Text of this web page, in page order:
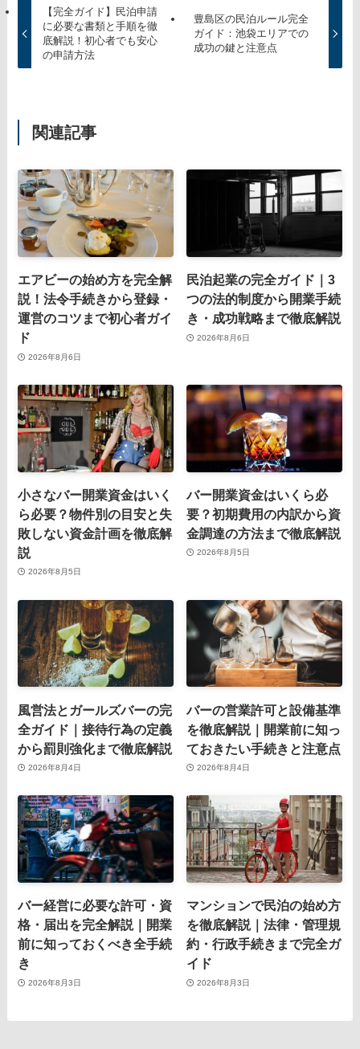
【完全ガイド】民泊申請
に必要な書類と手順を徹
底解説！初心者でも安心
の申請方法
豊島区の民泊ルール完全
ガイド：池袋エリアでの
成功の鍵と注意点
関連記事
エアビーの始め方を完全解
説！法令手続きから登録・
運営のコツまで初心者ガイ
ド
2026年8月6日
民泊起業の完全ガイド｜3
つの法的制度から開業手続
き・成功戦略まで徹底解説
2026年8月6日
小さなバー開業資金はいく
ら必要？物件別の目安と失
敗しない資金計画を徹底解
説
2026年8月5日
バー開業資金はいくら必
要？初期費用の内訳から資
金調達の方法まで徹底解説
2026年8月5日
風営法とガールズバーの完
全ガイド｜接待行為の定義
から罰則強化まで徹底解説
2026年8月4日
バーの営業許可と設備基準
を徹底解説｜開業前に知っ
ておきたい手続きと注意点
2026年8月4日
バー経営に必要な許可・資
格・届出を完全解説｜開業
前に知っておくべき全手続
き
2026年8月3日
マンションで民泊の始め方
を徹底解説｜法律・管理規
約・行政手続きまで完全ガ
イド
2026年8月3日